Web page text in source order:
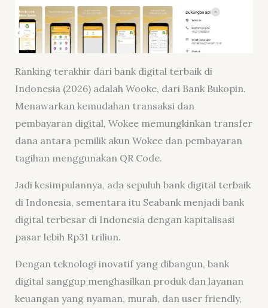
Ranking terakhir dari bank digital terbaik di
Indonesia (2026) adalah Wooke, dari Bank Bukopin.
Menawarkan kemudahan transaksi dan
pembayaran digital, Wokee memungkinkan transfer
dana antara pemilik akun Wokee dan pembayaran
tagihan menggunakan QR Code.
Jadi kesimpulannya, ada sepuluh bank digital terbaik
di Indonesia, sementara itu Seabank menjadi bank
digital terbesar di Indonesia dengan kapitalisasi
pasar lebih Rp31 triliun.
Dengan teknologi inovatif yang dibangun, bank
digital sanggup menghasilkan produk dan layanan
keuangan yang nyaman, murah, dan user friendly,